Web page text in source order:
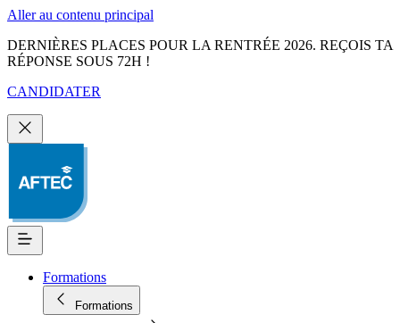
Aller au contenu principal
DERNIÈRES PLACES POUR LA RENTRÉE 2026. REÇOIS TA
RÉPONSE SOUS 72H !
CANDIDATER
Formations
Formations